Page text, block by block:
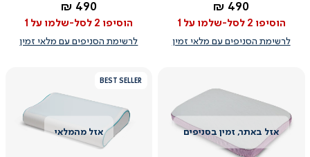
החל מ-
490 ₪
הוסיפו 2 לסל-שלמו על 1
לרשימת הסניפים עם מלאי זמין
החל מ-
490 ₪
הוסיפו 2 לסל-שלמו על 1
לרשימת הסניפים עם מלאי זמין
צפייה
מהירה
BEST SELLER
צפייה